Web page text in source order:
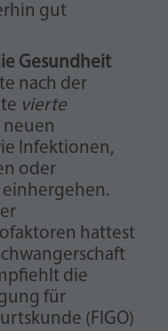
gut
Gesundheit
nach der
vierte
Infektionen,
oder
hattest
die
für
(FIGO)